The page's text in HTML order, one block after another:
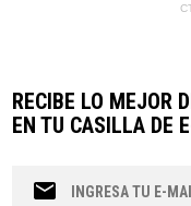
RECIBE LO MEJOR
EN TU CASILLA DE